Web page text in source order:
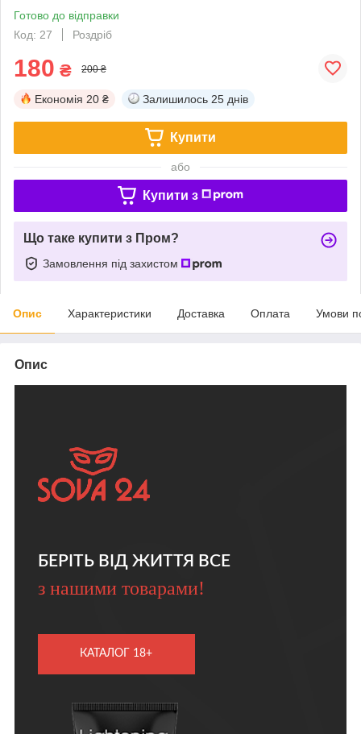
Готово до відправки
Код: 27
Роздріб
180 ₴ 200 ₴
Економія 20 ₴ Залишилось 25 днів
Купити
або
Купити з
Що таке купити з Пром?
Замовлення під захистом
Опис Характеристики Доставка Оплата Умови
Опис
БЕРІТЬ ВІД ЖИТТЯ ВСЕ
з нашими товарами!
КАТАЛОГ 18+